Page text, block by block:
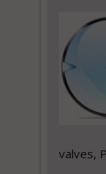
valves,